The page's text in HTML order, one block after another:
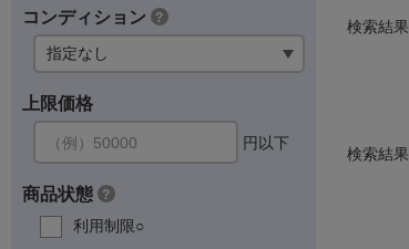
コンディション ?
上限価格
円以下
商品状態 ?
利用制限○
検索結果
検索結果